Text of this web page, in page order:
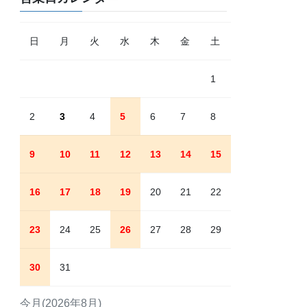
今月(2026年8月)
日 月 火 水 木 金 土
1
2 3 4 5 6 7 8
9 10 11 12 13 14 15
16 17 18 19 20 21 22
23 24 25 26 27 28 29
30 31